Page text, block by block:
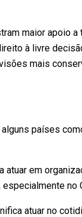
maior apoio a
à livre
mais
países
atuar em
no
atuar no